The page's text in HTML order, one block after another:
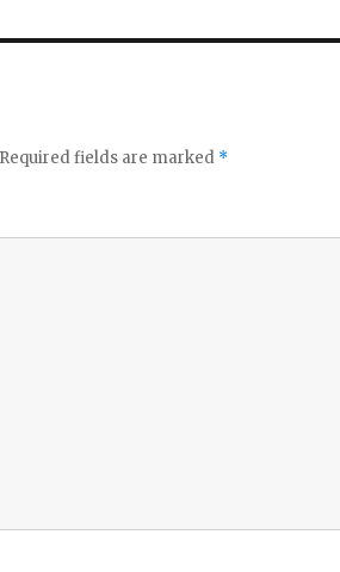
Required fields are marked *